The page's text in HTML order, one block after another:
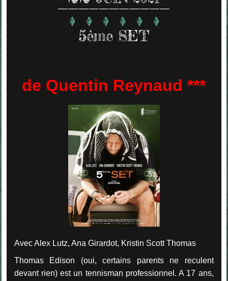
5ème SET
de Quentin Reynaud ***
Avec Alex Lutz, Ana Girardot, Kristin Scott Thomas
Thomas Edison (oui, certains parents ne reculent
devant rien) est un tennisman professionnel. A 17 ans,